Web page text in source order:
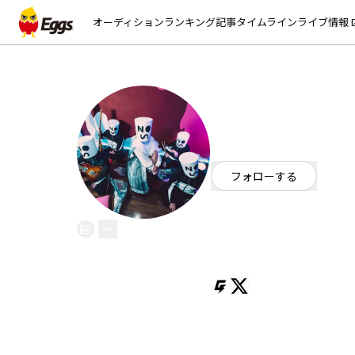
オーディションランキング記事タイムラインライブ情報
フォローする